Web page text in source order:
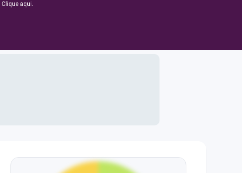
Clique aqui.